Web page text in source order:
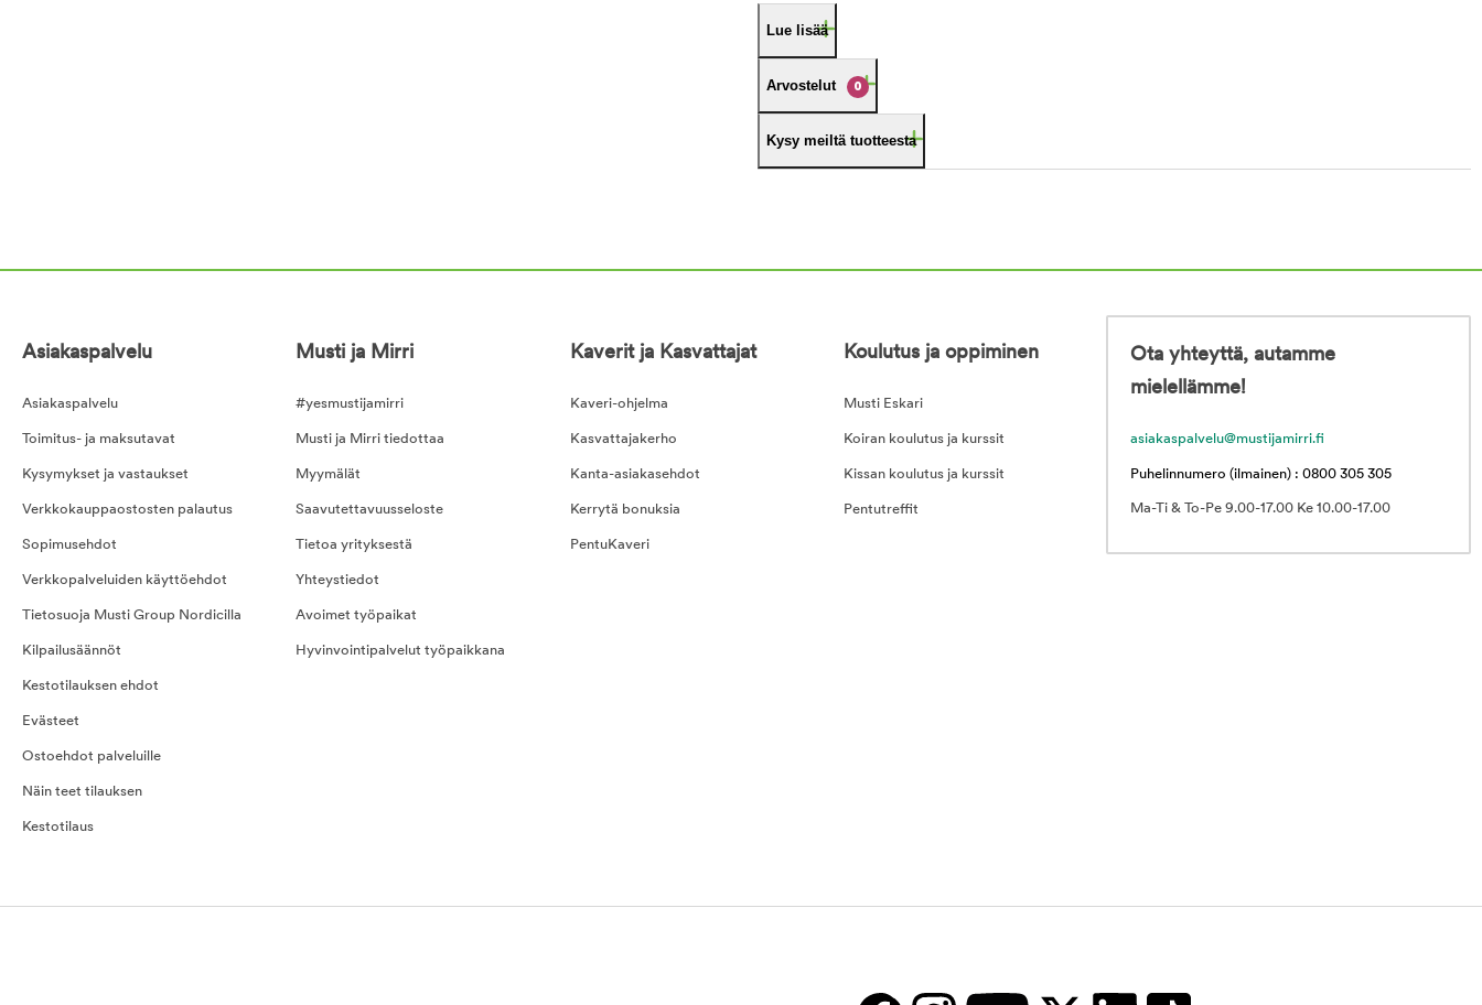
Lue lisää
Arvostelut 0
Kysy meiltä tuotteesta
Asiakaspalvelu
Asiakaspalvelu
Toimitus- ja maksutavat
Kysymykset ja vastaukset
Verkkokauppaostosten palautus
Sopimusehdot
Verkkopalveluiden käyttöehdot
Tietosuoja Musti Group Nordicilla
Kilpailusäännöt
Kestotilauksen ehdot
Evästeet
Ostoehdot palveluille
Näin teet tilauksen
Kestotilaus
Musti ja Mirri
#yesmustijamirri
Musti ja Mirri tiedottaa
Myymälät
Saavutettavuusseloste
Tietoa yrityksestä
Yhteystiedot
Avoimet työpaikat
Hyvinvointipalvelut työpaikkana
Kaverit ja Kasvattajat
Kaveri-ohjelma
Kasvattajakerho
Kanta-asiakasehdot
Kerrytä bonuksia
PentuKaveri
Koulutus ja oppiminen
Musti Eskari
Koiran koulutus ja kurssit
Kissan koulutus ja kurssit
Pentutreffit
Ota yhteyttä, autamme
mielellämme!
asiakaspalvelu@mustijamirri.fi
Puhelinnumero (ilmainen) : 0800 305 305
Ma-Ti & To-Pe 9.00-17.00 Ke 10.00-17.00